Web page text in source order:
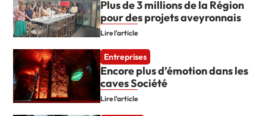
Plus de 3 millions de la Région
pour des projets aveyronnais
Lire l'article
Entreprises
Encore plus d’émotion dans les
caves Société
Lire l'article